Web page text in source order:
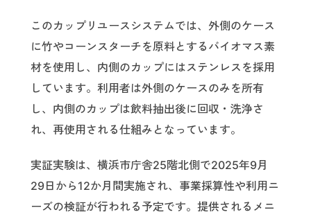
このカップリユースシステムでは、外側のケース
に竹やコーンスターチを原料とするバイオマス素
材を使用し、内側のカップにはステンレスを採用
しています。利用者は外側のケースのみを所有
し、内側のカップは飲料抽出後に回収・洗浄さ
れ、再使用される仕組みとなっています。
実証実験は、横浜市庁舎25階北側で2025年9月
29日から12か月間実施され、事業採算性や利用ニ
ーズの検証が行われる予定です。提供されるメニ